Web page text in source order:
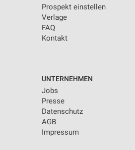
Prospekt einstellen
Verlage
FAQ
Kontakt
UNTERNEHMEN
Jobs
Presse
Datenschutz
AGB
Impressum